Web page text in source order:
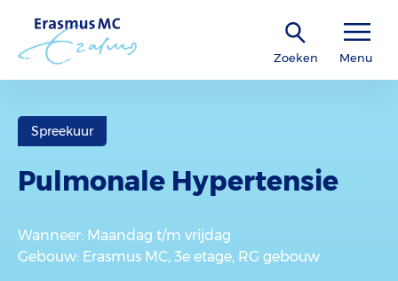
Zoeken Menu
Spreekuur
Pulmonale Hypertensie
Wanneer: Maandag t/m vrijdag
Gebouw: Erasmus MC, 3e etage, RG gebouw